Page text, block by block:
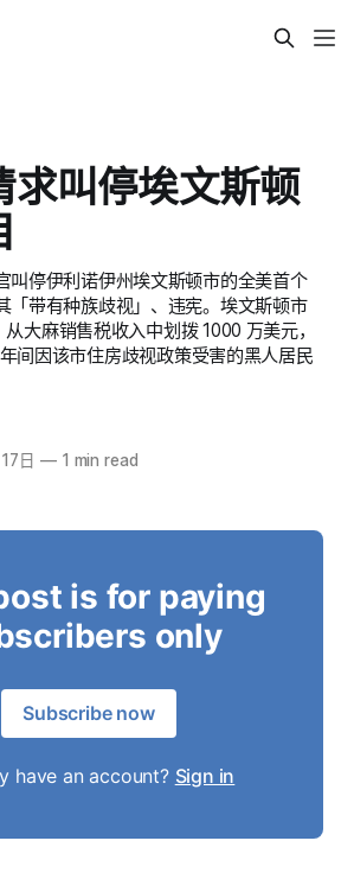
求叫停埃文斯顿
叫停伊利诺伊州埃文斯顿市的全美首个
「带有种族歧视」、违宪。埃文斯顿市
大麻销售税收入中划拨 1000 万美元，
间因该市住房歧视政策受害的黑人居民
日 —1 min read
is for paying
only
Subscribe now
have an account? Sign in